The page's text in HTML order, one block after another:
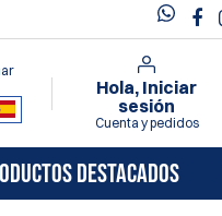
Hola, Iniciar
sesión
Cuenta y pedidos
DESTACADOS